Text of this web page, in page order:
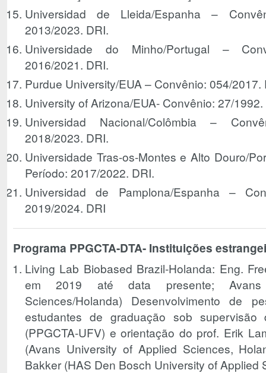
Universidad de Lleida/Espanha –
2013/2023. DRI.
Universidade do Minho/Portugal –
2016/2021. DRI.
Purdue University/EUA – Convênio: 054/
University of Arizona/EUA- Convênio: 27/
Universidad Nacional/Colômbia –
2018/2023. DRI.
Universidade Tras-os-Montes e Alto Douro/
Período: 2017/2022. DRI.
Universidad de Pamplona/Espanha –
2019/2024. DRI
Programa PPGCTA-DTA- Instituições
Living Lab Biobased Brazil-Holanda: Eng.
em 2019 até data presente;
Sciences/Holanda) Desenvolvimento de
estudantes de graduação sob supervisão
(PPGCTA-UFV) e orientação do prof. Erik
(Avans University of Applied Sciences,
Bakker (HAS Den Bosch University of Applied